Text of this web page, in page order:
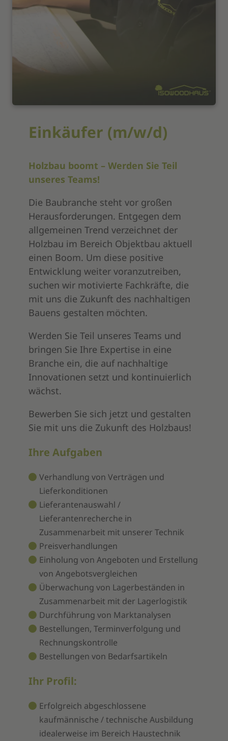
Einkäufer (m/w/d)
Holzbau boomt – Werden Sie Teil
unseres Teams!
Die Baubranche steht vor großen
Herausforderungen. Entgegen dem
allgemeinen Trend verzeichnet der
Holzbau im Bereich Objektbau aktuell
einen Boom. Um diese positive
Entwicklung weiter voranzutreiben,
suchen wir motivierte Fachkräfte, die
mit uns die Zukunft des nachhaltigen
Bauens gestalten möchten.
Werden Sie Teil unseres Teams und
bringen Sie Ihre Expertise in eine
Branche ein, die auf nachhaltige
Innovationen setzt und kontinuierlich
wächst.
Bewerben Sie sich jetzt und gestalten
Sie mit uns die Zukunft des Holzbaus!
Ihre Aufgaben
Verhandlung von Verträgen und
Lieferkonditionen
Lieferantenauswahl /
Lieferantenrecherche in
Zusammenarbeit mit unserer Technik
Preisverhandlungen
Einholung von Angeboten und Erstellung
von Angebotsvergleichen
Überwachung von Lagerbeständen in
Zusammenarbeit mit der Lagerlogistik
Durchführung von Marktanalysen
Bestellungen, Terminverfolgung und
Rechnungskontrolle
Bestellungen von Bedarfsartikeln
Ihr Profil:
Erfolgreich abgeschlossene
kaufmännische / technische Ausbildung
idealerweise im Bereich Haustechnik